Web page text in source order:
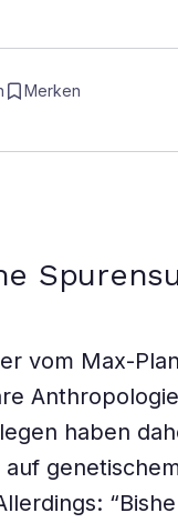
Merken
vom Max-
haben